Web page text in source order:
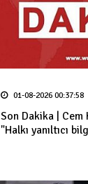
01-08-2026 00:37:58
Son Dakika | Cem
"Halkı yanıltıcı